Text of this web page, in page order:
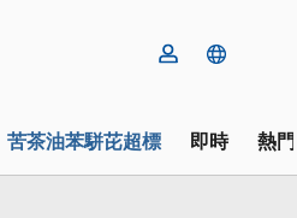
苦茶油苯駢芘超標 即時 熱